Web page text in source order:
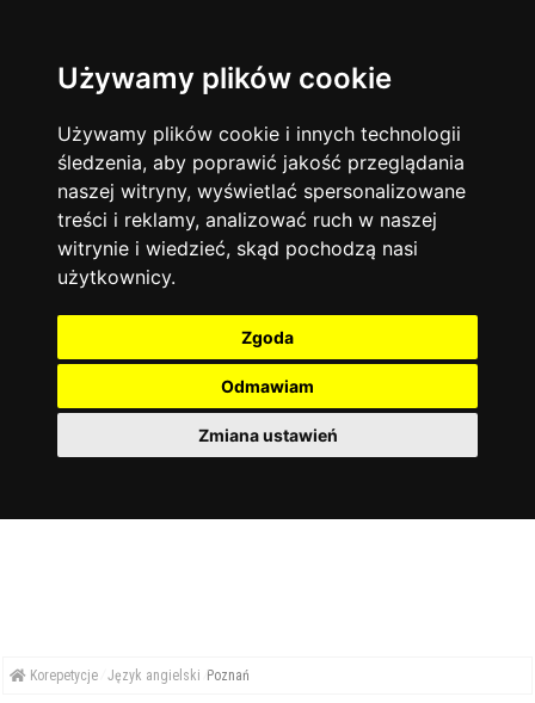
Używamy plików cookie
Używamy plików cookie i innych technologii
śledzenia, aby poprawić jakość przeglądania
naszej witryny, wyświetlać spersonalizowane
treści i reklamy, analizować ruch w naszej
witrynie i wiedzieć, skąd pochodzą nasi
użytkownicy.
Zgoda
Odmawiam
Zmiana ustawień
Język angielski 13744
Matematyka 12928
Chemia 4886
Język niemiecki 4307
Język polski 3426
Fizyka
Język francuski
Warszawa
Korepetycje
Online
14837
Kraków 7753
Wrocław
Łódź 3512
Gdańsk 2075
zakres dni
Wtorek
Środa
Czwartek
Piątek
Sobota
Niedziela
więcej filtrów Filtruj
Korepetycje Język angielski Poznań